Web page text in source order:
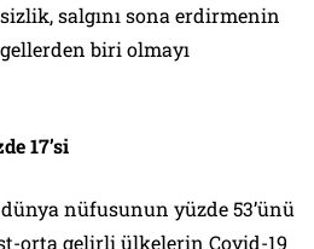
salgını sona erdirmenin
biri olmayı
17’si
dünya nüfusunun yüzde 53’ünü
orta gelirli ülkelerin Covid-19